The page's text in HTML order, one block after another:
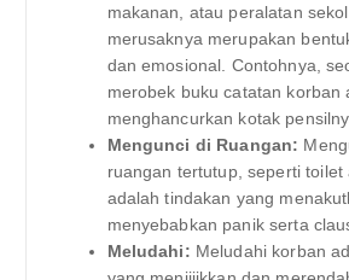
makanan, atau peralatan
merusaknya merupakan
dan emosional. Contohnya,
merobek buku catatan korban
menghancurkan kotak
Mengunci di Ruangan:
ruangan tertutup, seperti toilet
adalah tindakan yang
menyebabkan panik serta
Meludahi: Meludahi korban